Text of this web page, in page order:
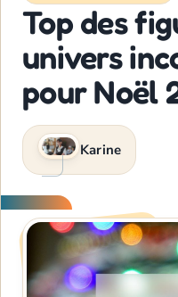
Top des
univers
pour Noël
Karine